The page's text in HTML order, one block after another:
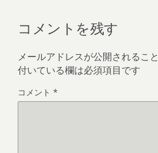
コメントを残す
メールアドレスが公開されるこ
付いている欄は必須項目です
コメント *